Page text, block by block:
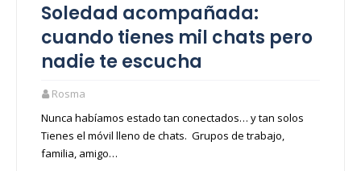
Soledad acompañada:
cuando tienes mil chats pero
nadie te escucha
Rosma
Nunca habíamos estado tan conectados… y tan solos
Tienes el móvil lleno de chats. Grupos de trabajo,
familia, amigo…